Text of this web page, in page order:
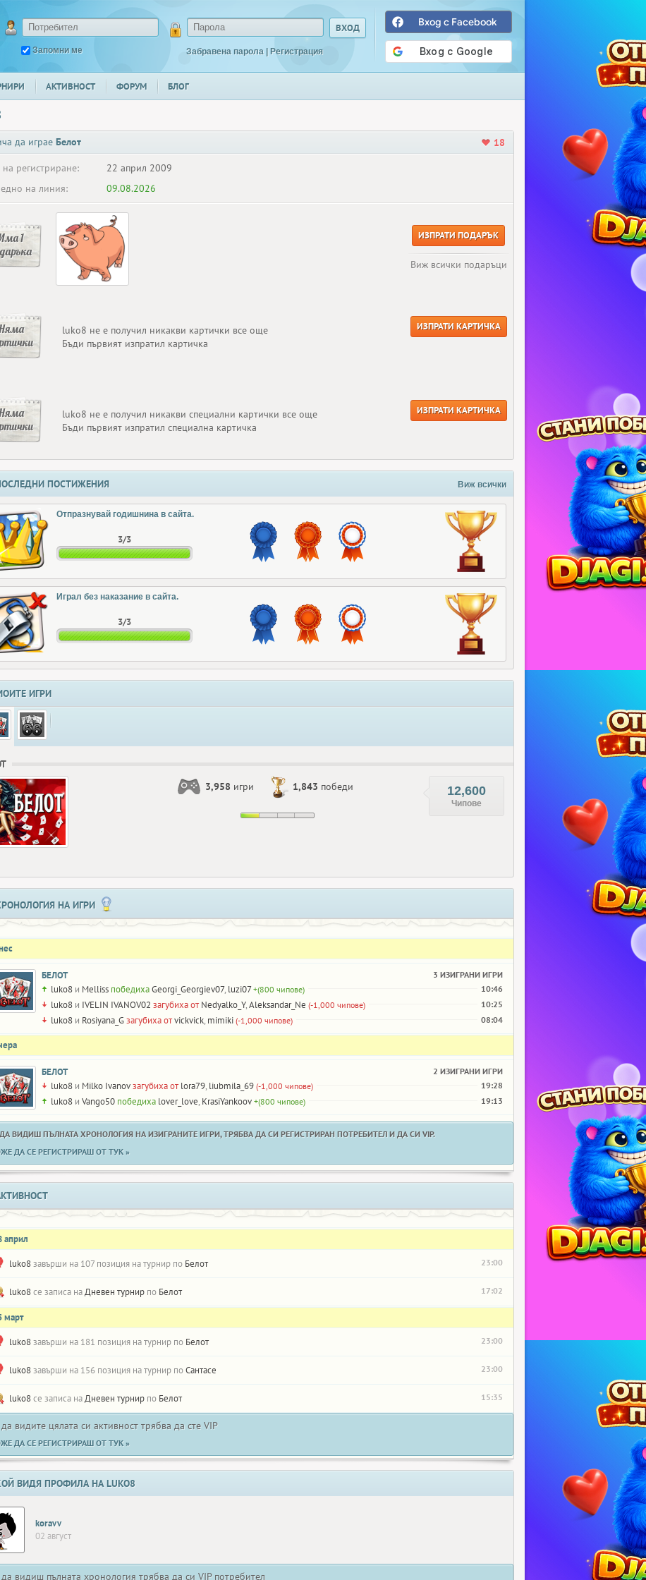
Запомни ме Забравена парола | Регистрация
Вход с Facebook
АКТИВНОСТ ФОРУМ БЛОГ
да играе Белот
18
на регистриране:
22 април 2009
на линия:
09.08.2026
1
ИЗПРАТИ ПОДАРЪК
Виж всички подаръци
luko8 не е получил никакви картички все още
Бъди първият изпратил картичка
ИЗПРАТИ КАРТИЧКА
luko8 не е получил никакви специални картички все още
Бъди първият изпратил специална картичка
ИЗПРАТИ КАРТИЧКА
ПОСТИЖЕНИЯ Виж всички
Отпразнувай годишнина в сайта.
3/3
Играл без наказание в сайта.
3/3
ИГРИ
3,958 игри 1,843 победи 12,600
Чипове
НА ИГРИ
БЕЛОТ 3 ИЗИГРАНИ ИГРИ
luko8 и Melliss победихаGeorgi_Georgiev07, luzi07 +(800 чипове) 10:46
luko8 и IVELIN IVANOV02 загубиха от Nedyalko_Y,Aleksandar_Ne (-1,000 чипове) 10:25
luko8 и Rosiyana_Gзагубиха отvickvick, mimiki (-1,000 чипове) 08:04
БЕЛОТ 2 ИЗИГРАНИ ИГРИ
luko8 и Milko Ivanovзагубиха от lora79, liubmila_69 (-1,000 чипове) 19:28
luko8 и Vango50 победиха lover_love, KrasiYankoov +(800 чипове) 19:13
ВИДИШ ПЪЛНАТА ХРОНОЛОГИЯ НА ИЗИГРАНИТЕ ИГРИ, ТРЯБВА ДА СИ РЕГИСТРИРАН ПОТРЕБИТЕЛ И ДА СИ VIP.
ДА СЕ РЕГИСТРИРАШ ОТ ТУК »
април
luko8завърши на 107 позиция на турнир по Белот 23:00
luko8се записа наДневен турнир по Белот 17:02
март
luko8завърши на 181 позиция на турнир по Белот 23:00
luko8завърши на 156 позиция на турнир поСантасе 23:00
luko8се записа наДневен турнир по Белот 15:35
видите цялата си активност трябва да сте VIP
ДА СЕ РЕГИСТРИРАШ ОТ ТУК »
ВИДЯ ПРОФИЛА НА LUKO8
koravv
02 август
видиш пълната хронология трябва да си VIP потребител